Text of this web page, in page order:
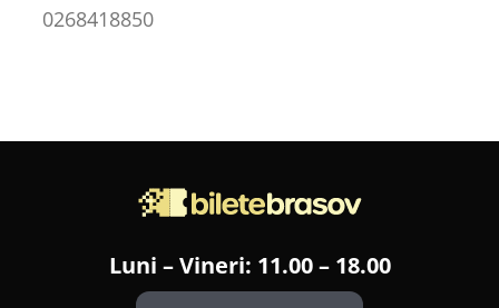
0268418850
Luni – Vineri: 11.00 – 18.00